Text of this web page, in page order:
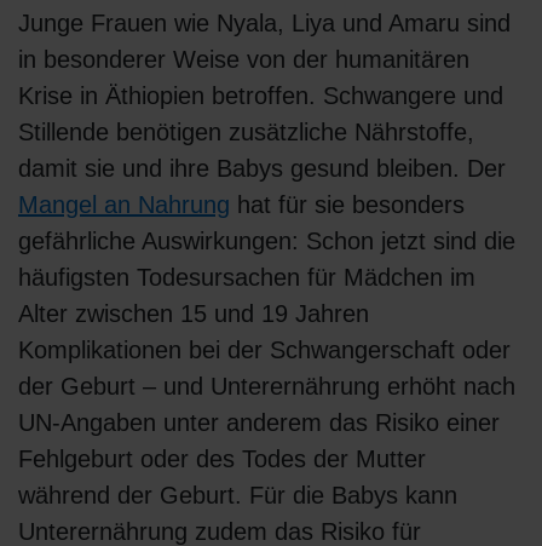
Junge Frauen wie Nyala, Liya und Amaru sind
in besonderer Weise von der humanitären
Krise in Äthiopien betroffen. Schwangere und
Stillende benötigen zusätzliche Nährstoffe,
damit sie und ihre Babys gesund bleiben. Der
Mangel an Nahrung hat für sie besonders
gefährliche Auswirkungen: Schon jetzt sind die
häufigsten Todesursachen für Mädchen im
Alter zwischen 15 und 19 Jahren
Komplikationen bei der Schwangerschaft oder
der Geburt – und Unterernährung erhöht nach
UN-Angaben unter anderem das Risiko einer
Fehlgeburt oder des Todes der Mutter
während der Geburt. Für die Babys kann
Unterernährung zudem das Risiko für